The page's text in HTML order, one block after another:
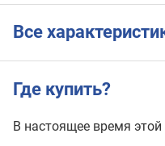
Все
Где купить?
В настоящее время